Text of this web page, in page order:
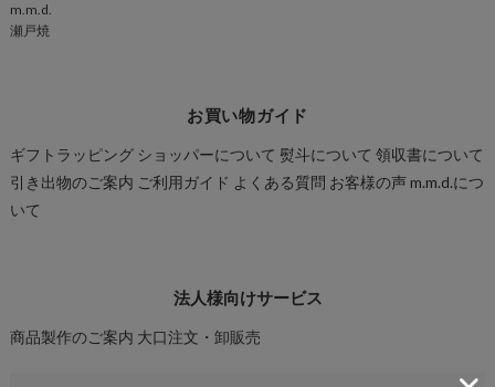
m.m.d.
瀬戸焼
お買い物ガイド
ギフトラッピング ショッパーについて 熨斗について 領収書について
引き出物のご案内 ご利用ガイド よくある質問 お客様の声m.m.d.につ
いて
法人様向けサービス
商品製作のご案内 大口注文・卸販売